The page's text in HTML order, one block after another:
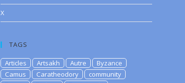
X
TAGS
Articles Artsakh Autre
Byzance
Camus
Caratheodory
community